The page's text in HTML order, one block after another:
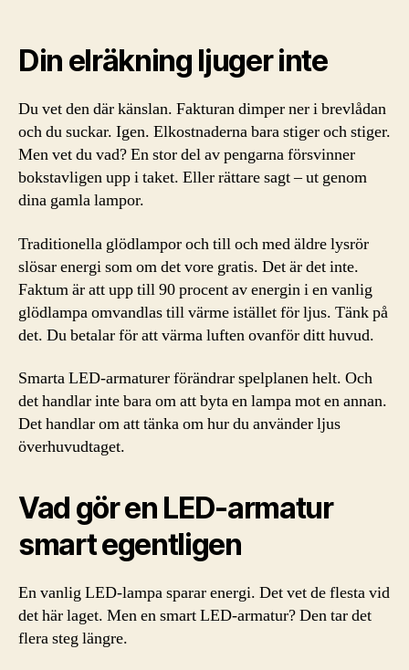
Din elräkning ljuger inte
Du vet den där känslan. Fakturan dimper ner i brevlådan
och du suckar. Igen. Elkostnaderna bara stiger och stiger.
Men vet du vad? En stor del av pengarna försvinner
bokstavligen upp i taket. Eller rättare sagt – ut genom
dina gamla lampor.
Traditionella glödlampor och till och med äldre lysrör
slösar energi som om det vore gratis. Det är det inte.
Faktum är att upp till 90 procent av energin i en vanlig
glödlampa omvandlas till värme istället för ljus. Tänk på
det. Du betalar för att värma luften ovanför ditt huvud.
Smarta LED-armaturer förändrar spelplanen helt. Och
det handlar inte bara om att byta en lampa mot en annan.
Det handlar om att tänka om hur du använder ljus
överhuvudtaget.
Vad gör en LED-armatur
smart egentligen
En vanlig LED-lampa sparar energi. Det vet de flesta vid
det här laget. Men en smart LED-armatur? Den tar det
flera steg längre.